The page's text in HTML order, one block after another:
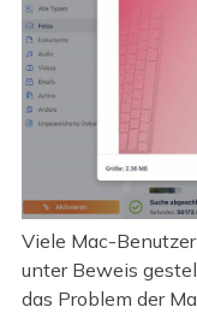
Viele Mac-
unter Beweis
das Problem der